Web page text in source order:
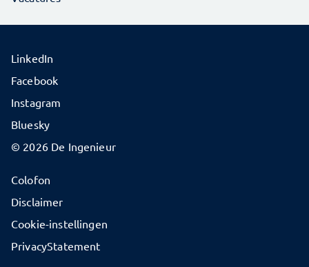
© 2026 De Ingenieur
Colofon
Disclaimer
Cookie-instellingen
PrivacyStatement
LinkedIn
Facebook
Instagram
Bluesky